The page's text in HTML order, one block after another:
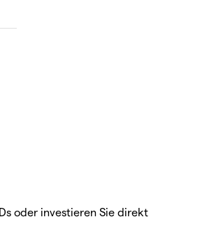
oder investieren Sie direkt